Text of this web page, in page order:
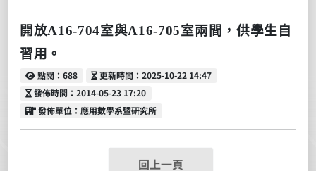
開放A16-704室與A16-705室兩間 ， 供學生自
習用。
點閱
點閱：688 更新時間
更新時間：2025-10-22 14:47
發佈時間
發佈時間：2014-05-23 17:20
發佈單位
發佈單位：應用數學系暨研究所
回上一頁